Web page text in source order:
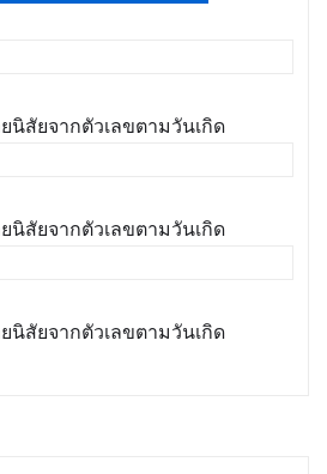
นิสัยจากตัวเลขตามวันเกิด
นิสัยจากตัวเลขตามวันเกิด
นิสัยจากตัวเลขตามวันเกิด